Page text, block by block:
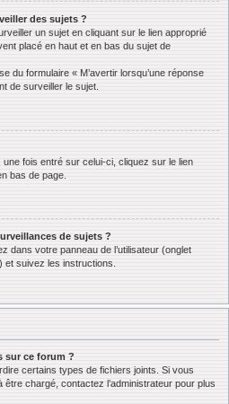
des sujets ?
un sujet en cliquant sur le lien approprié
placé en haut et en bas du sujet de
du formulaire « M’avertir lorsqu’une réponse
de surveiller le sujet.
fois entré sur celui-ci, cliquez sur le lien
bas de page.
de sujets ?
dans votre panneau de l’utilisateur (onglet
) et suivez les instructions.
sur ce forum ?
certains types de fichiers joints. Si vous
chargé, contactez l’administrateur pour plus